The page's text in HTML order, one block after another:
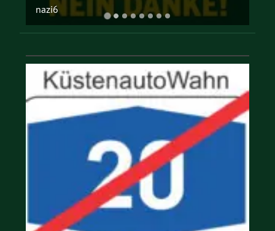
offene gesellschaft